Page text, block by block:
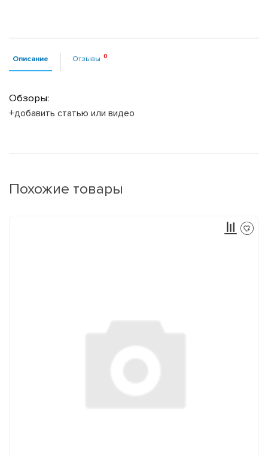
Описание Отзывы
Обзоры:
+добавить статью или видео
Похожие товары